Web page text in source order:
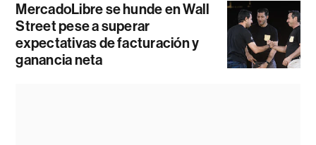
MercadoLibre se hunde en Wall
Street pese a superar
expectativas de facturación y
ganancia neta